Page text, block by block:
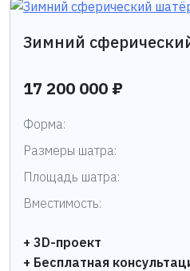
Зимний
17 200 000 ₽
Форма:
Размеры шатра:
Площадь шатра:
Вместимость:
+ 3D-проект
+ Бесплатная